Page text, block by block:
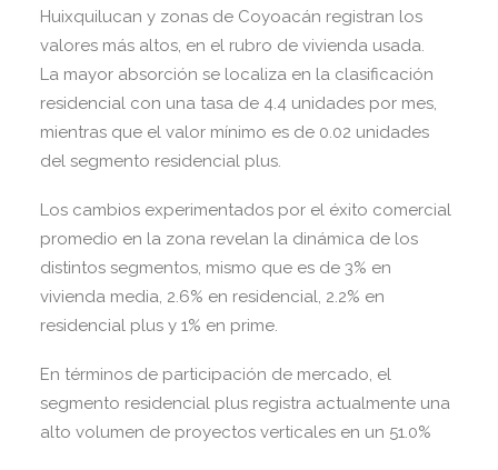
Huixquilucan y zonas de Coyoacán registran los
valores más altos, en el rubro de vivienda usada.
La mayor absorción se localiza en la clasificación
residencial con una tasa de 4.4 unidades por mes,
mientras que el valor mínimo es de 0.02 unidades
del segmento residencial plus.
Los cambios experimentados por el éxito comercial
promedio en la zona revelan la dinámica de los
distintos segmentos, mismo que es de 3% en
vivienda media, 2.6% en residencial, 2.2% en
residencial plus y 1% en prime.
En términos de participación de mercado, el
segmento residencial plus registra actualmente una
alto volumen de proyectos verticales en un 51.0%